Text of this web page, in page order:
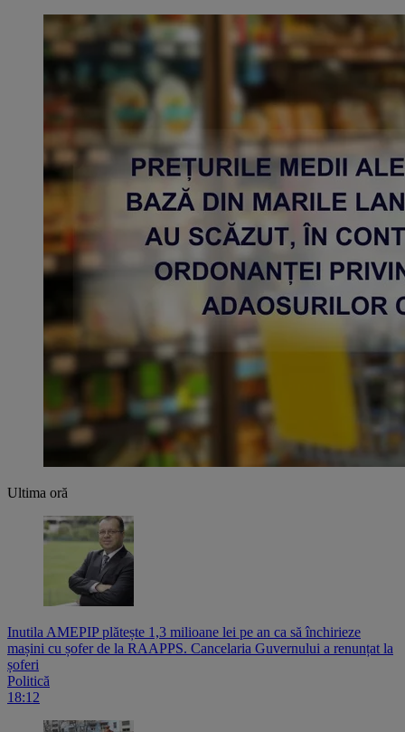
Ultima oră
Inutila AMEPIP plătește 1,3 milioane lei pe an ca să închirieze
mașini cu șofer de la RAAPPS. Cancelaria Guvernului a renunțat la
șoferi
Politică
18:12